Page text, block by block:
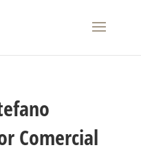
Comercial